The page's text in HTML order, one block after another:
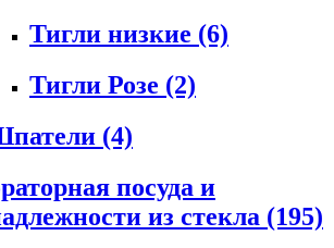
Тигли низкие (6)
Тигли Розе (2)
(4)
посуда и
из стекла (195)